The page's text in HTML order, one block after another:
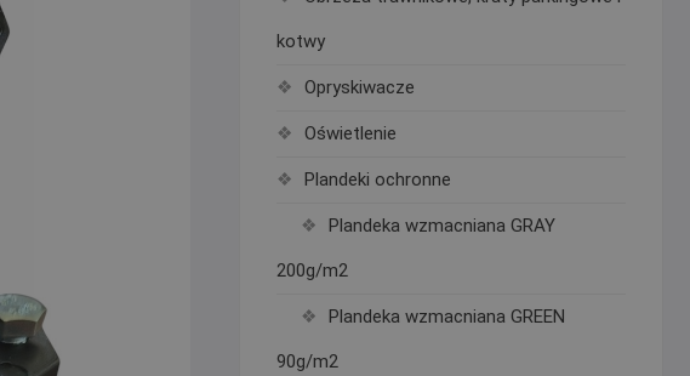
kotwy
Opryskiwacze
Oświetlenie
Plandeki ochronne
Plandeka wzmacniana GRAY
200g/m2
Plandeka wzmacniana GREEN
90g/m2